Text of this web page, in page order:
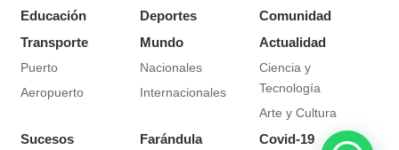
Educación
Deportes
Comunidad
Transporte
Puerto
Aeropuerto
Mundo
Nacionales
Internacionales
Actualidad
Ciencia y
Tecnología
Arte y Cultura
Sucesos Farándula Covid-19